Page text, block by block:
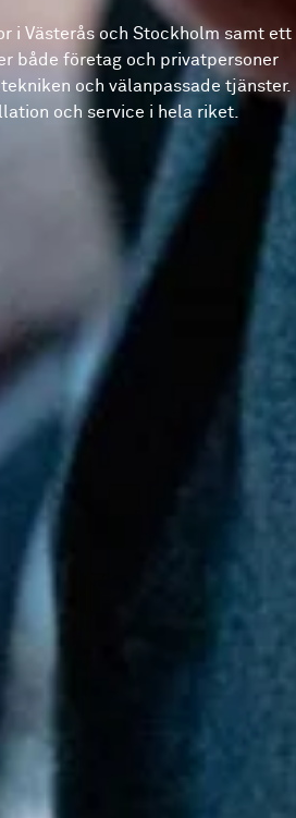
i Västerås och Stockholm samt ett
både företag och privatpersoner
och välanpassade tjänster.
och service i hela riket.